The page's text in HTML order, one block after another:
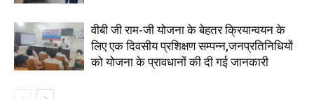
वीबी जी राम-जी योजना के बेहतर क्रियान्वयन के
लिए एक दिवसीय प्रशिक्षण सम्पन्न,जनप्रतिनिधियों
को योजना के प्रावधानों की दी गई जानकारी